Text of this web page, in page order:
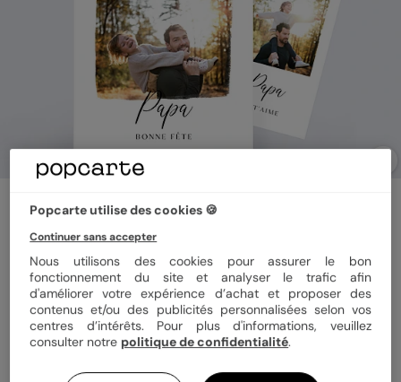
Trois photos
Format Marque-page 10x21cm
Papier Satiné
Popcarte utilise des cookies 🍪
Continuer sans accepter
Nous utilisons des cookies pour assurer le bon
fonctionnement du site et analyser le trafic afin
d'améliorer votre expérience d’achat et proposer des
contenus et/ou des publicités personnalisées selon vos
centres d’intérêts. Pour plus d'informations, veuillez
consulter notre politique de confidentialité.